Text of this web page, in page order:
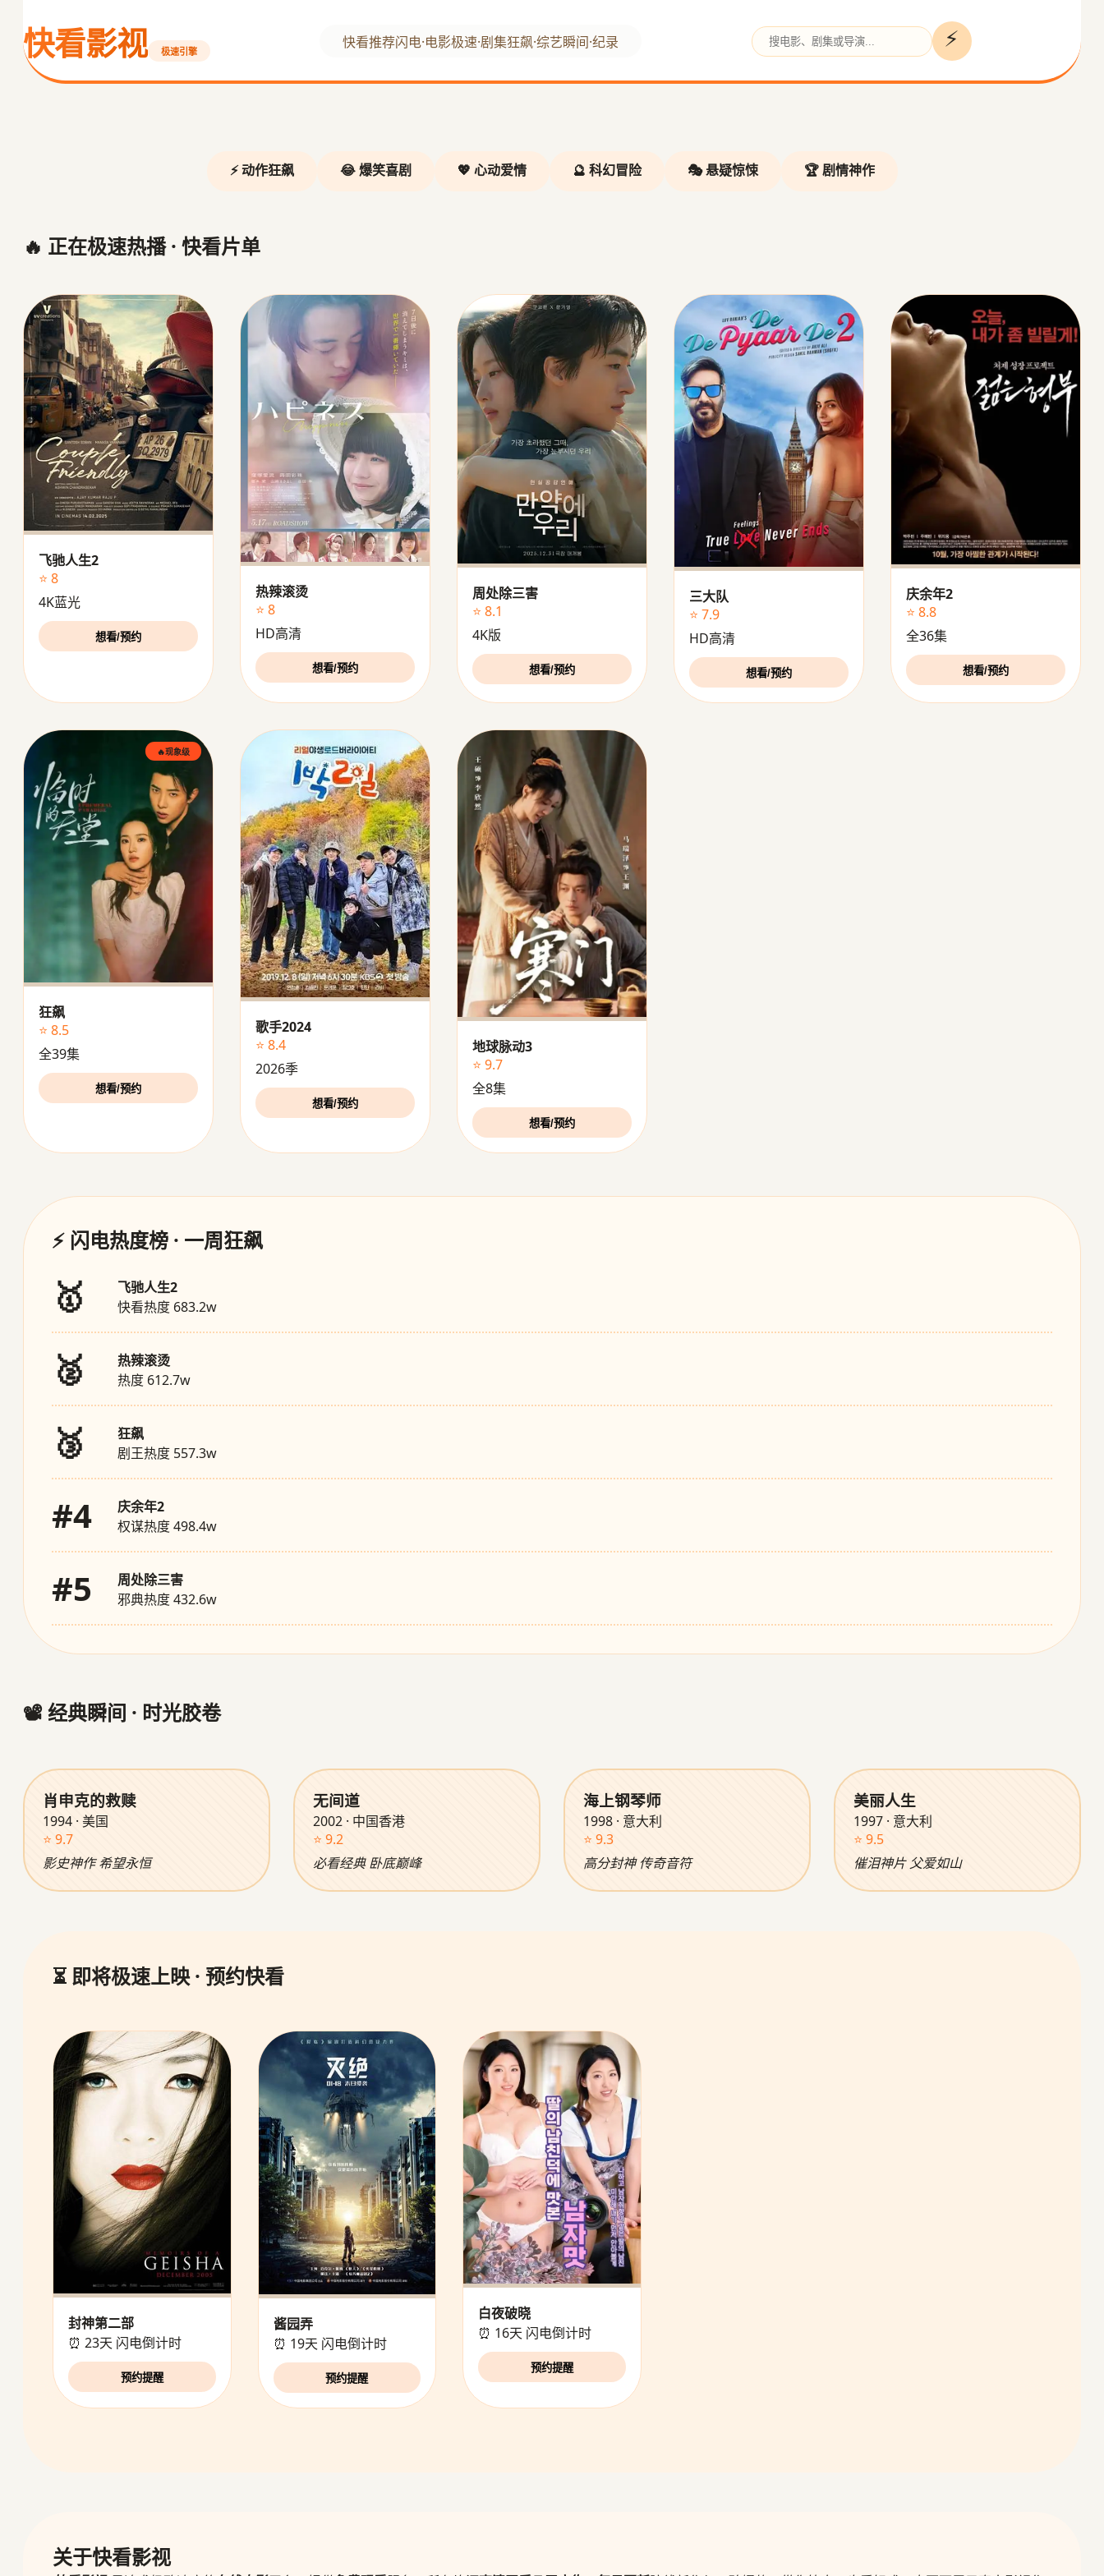
快看影视 极速引擎
快看推荐闪电·电影极速·剧集狂飙·综艺瞬间·纪录 ⚡
⚡ 动作狂飙 😂 爆笑喜剧 💖 心动爱情 🔮 科幻冒险 🎭 悬疑惊悚 🏆 剧情神作
🔥 正在极速热播 · 快看片单
飞驰人生2
⭐ 8
4K蓝光
想看/预约
热辣滚烫
⭐ 8
HD高清
想看/预约
周处除三害
⭐ 8.1
4K版
想看/预约
三大队
⭐ 7.9
HD高清
想看/预约
庆余年2
⭐ 8.8
全36集
想看/预约
🔥现象级
狂飙
⭐ 8.5
全39集
想看/预约
歌手2024
⭐ 8.4
2026季
想看/预约
地球脉动3
⭐ 9.7
全8集
想看/预约
⚡ 闪电热度榜 · 一周狂飙
🥇
飞驰人生2
快看热度 683.2w
🥈
热辣滚烫
热度 612.7w
🥉
狂飙
剧王热度 557.3w
#4
庆余年2
权谋热度 498.4w
#5
周处除三害
邪典热度 432.6w
📽️ 经典瞬间 · 时光胶卷
肖申克的救赎
1994 · 美国
⭐ 9.7
影史神作 希望永恒
无间道
2002 · 中国香港
⭐ 9.2
必看经典 卧底巅峰
海上钢琴师
1998 · 意大利
⭐ 9.3
高分封神 传奇音符
美丽人生
1997 · 意大利
⭐ 9.5
催泪神片 父爱如山
⏳ 即将极速上映 · 预约快看
封神第二部
⏰ 23天 闪电倒计时
预约提醒
酱园弄
⏰ 19天 闪电倒计时
预约提醒
白夜破晓
⏰ 16天 闪电倒计时
预约提醒
关于快看影视